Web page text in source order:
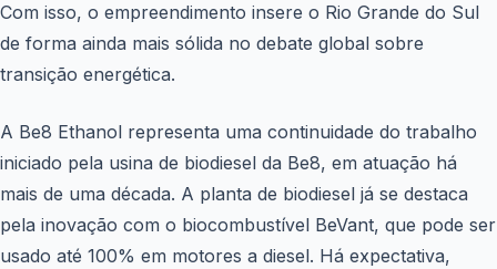
Com isso, o empreendimento insere o Rio Grande do Sul
de forma ainda mais sólida no debate global sobre
transição energética.
A Be8 Ethanol representa uma continuidade do trabalho
iniciado pela usina de biodiesel da Be8, em atuação há
mais de uma década. A planta de biodiesel já se destaca
pela inovação com o biocombustível BeVant, que pode ser
usado até 100% em motores a diesel. Há expectativa,